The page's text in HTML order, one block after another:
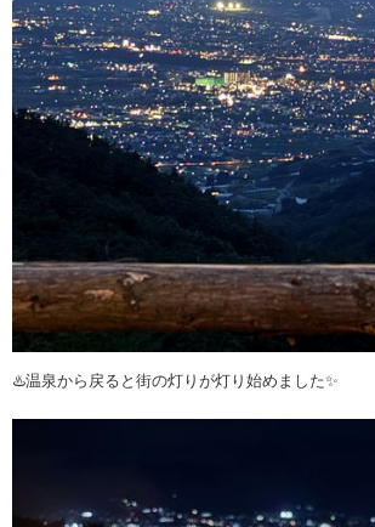
♨️温泉から戻ると街の灯りが灯り始めました✨